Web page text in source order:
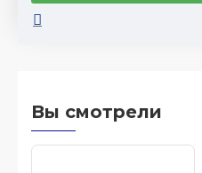
Вы смотрели